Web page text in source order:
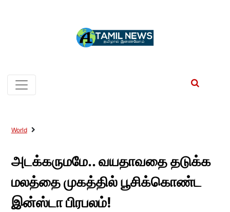
World
அடக்கருமமே.. வயதாவதை தடுக்க
மலத்தை முகத்தில் பூசிக்கொண்ட
இன்ஸ்டா பிரபலம்!